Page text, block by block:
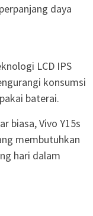
daya
LCD IPS
konsumsi
baterai.
biasa, Vivo Y15s
membutuhkan
hari dalam